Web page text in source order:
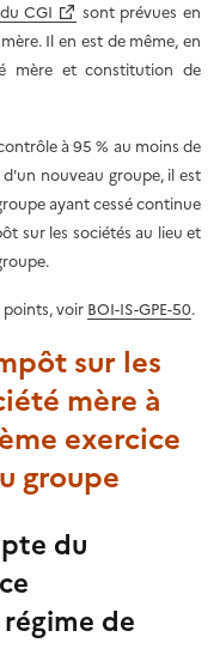
CGI
sont prévues en
Il en est de même, en
mère et constitution de
à 95 % au moins de
nouveau groupe, il est
ayant cessé continue
sur les sociétés au lieu et
points, voir BOI-IS-GPE-50.
sur les
mère à
exercice
groupe
du
de